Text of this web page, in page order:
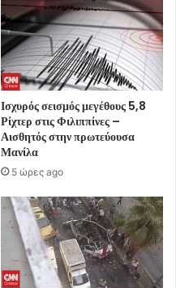
Ισχυρός σεισμός μεγέθους 5,8
Ρίχτερ στις Φιλιππίνες –
Αισθητός στην πρωτεύουσα
Μανίλα
5 ώρες ago